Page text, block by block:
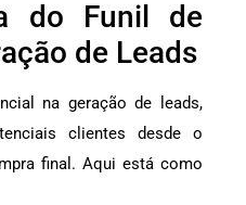
do Funil de
de Leads
na geração de leads,
clientes desde o
final. Aqui está como